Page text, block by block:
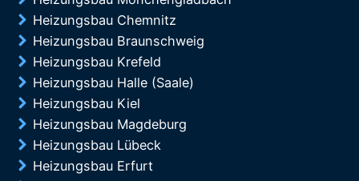
Heizungsbau Chemnitz
Heizungsbau Braunschweig
Heizungsbau Krefeld
Heizungsbau Halle (Saale)
Heizungsbau Kiel
Heizungsbau Magdeburg
Heizungsbau Lübeck
Heizungsbau Erfurt